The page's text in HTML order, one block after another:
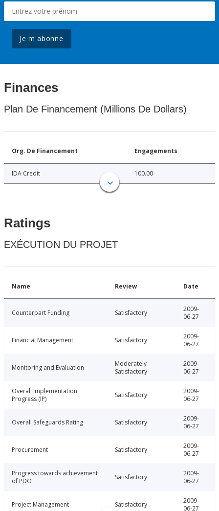
Je m'abonne
Finances
Plan De Financement (Millions De Dollars)
Org. De Financement Engagements
IDA Credit 100.00
Ratings
EXÉCUTION DU PROJET
Name Review Date
Counterpart Funding Satisfactory
2009-
06-27
Financial Management Satisfactory
2009-
06-27
Monitoring and Evaluation
Moderately
Satisfactory
2009-
06-27
Overall Implementation
Progress (IP)
Satisfactory
2009-
06-27
Overall Safeguards Rating Satisfactory
2009-
06-27
Procurement Satisfactory
2009-
06-27
Progress towards achievement
of PDO
Satisfactory
2009-
06-27
Project Management Satisfactory
2009-
06-27